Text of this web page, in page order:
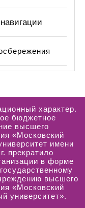
характер.
бюджетное
высшего
«Московский
имени
прекратило
в форме
высшего
«Московский
университет».